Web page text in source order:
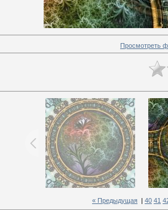
Просмотреть
« Предыдущая 40 41